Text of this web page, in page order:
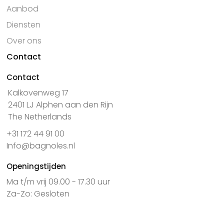
Aanbod
Diensten
Over ons
Contact
Contact
Kalkovenweg 17
2401 LJ Alphen aan den Rijn
The Netherlands
+31 172 44 91 00
Info@bagnoles.nl
Openingstijden
Ma t/m vrij 09.00 - 17.30 uur
Za-Zo: Gesloten